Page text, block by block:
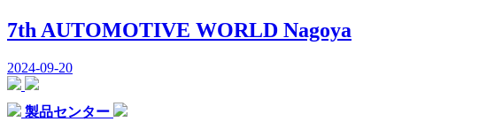
7th AUTOMOTIVE WORLD Nagoya
2024-09-20
製品センター